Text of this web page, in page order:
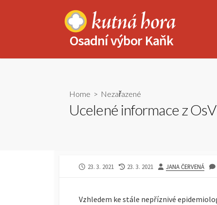
Osadní výbor Kaňk
Home > Nezařazené
Ucelené informace z
PUBLISHED
23. 3. 2021
LAST
23. 3. 2021 AUTHOR
JANA ČERVENÁ
Vzhledem ke stále nepříznivé